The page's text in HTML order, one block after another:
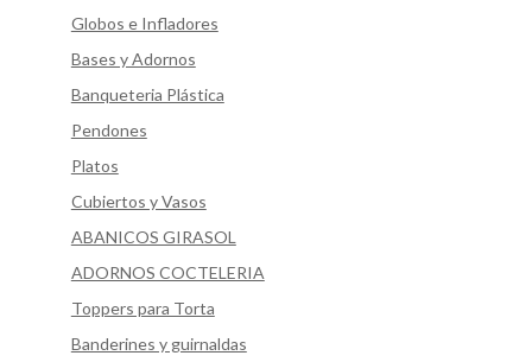
Globos e Infladores
Bases y Adornos
Banqueteria Plástica
Pendones
Platos
Cubiertos y Vasos
ABANICOS GIRASOL
ADORNOS COCTELERIA
Toppers para Torta
Banderines y guirnaldas